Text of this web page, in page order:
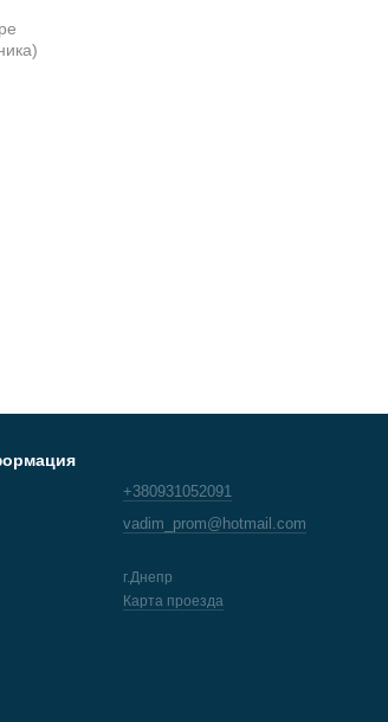
+380931052091
vadim_prom@hotmail.com
г.Днепр
Карта проезда